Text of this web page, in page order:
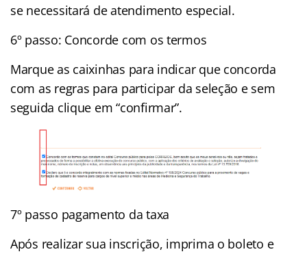
se necessitará de atendimento especial.
6º passo: Concorde com os termos
Marque as caixinhas para indicar que concorda
com as regras para participar da seleção e sem
seguida clique em “confirmar”.
7º passo pagamento da taxa
Após realizar sua inscrição, imprima o boleto e